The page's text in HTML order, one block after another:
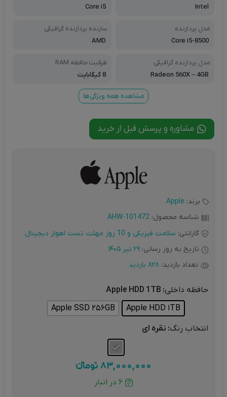
Intel
Core i5
مدل پردازنده
Core i5-8500
سازنده پردازنده گرافیکی
AMD
مدل پردازنده گرافیکی
Radeon 560X – 4GB
ظرفیت حافظه RAM
8 گیگابایت
مشاهده همه ویژگی‌ها
مشاوره و پرسش قبل از خرید
برند: Apple
شناسه محصول: AHW-101472
گارانتی: سلامت فیزیکی و 10 روز مهلت تست اهواز دیجیتال
تاریخ به روز رسانی: 29 تیر 1405
تعداد بازدید: 828 بازدید
حافظه داخلی: Apple HDD 1TB
Apple HDD 1TB
Apple SSD 256GB
انتخاب رنگ: نقره ای
83,000,000 تومانءء
6 در انبار